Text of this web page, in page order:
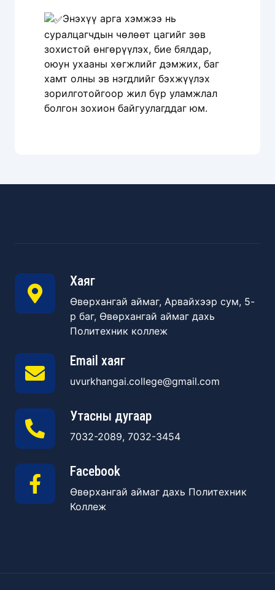
Энэхүү арга хэмжээ нь
суралцагчдын чөлөөт цагийг зөв
зохистой өнгөрүүлэх, бие бялдар,
оюун ухааны хөгжлийг дэмжих, баг
хамт олны эв нэгдлийг бэхжүүлэх
зорилготойгоор жил бүр уламжлал
болгон зохион байгуулагддаг юм.
Хаяг
Өвөрхангай аймаг, Арвайхээр сум, 5-
р баг, Өвөрхангай аймаг дахь
Политехник коллеж
Email хаяг
uvurkhangai.college@gmail.com
Утасны дугаар
7032-2089, 7032-3454
Facebook
Өвөрхангай аймаг дахь Политехник
Коллеж